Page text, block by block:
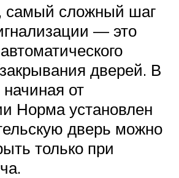
самый сложный шаг
— это
дверей. В
от
Норма установлен
дверь можно
только при